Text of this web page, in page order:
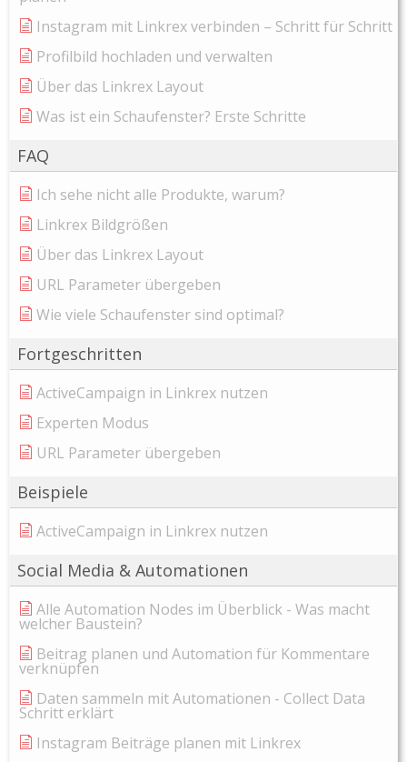
Instagram mit Linkrex verbinden – Schritt für Schritt
Profilbild hochladen und verwalten
Über das Linkrex Layout
Was ist ein Schaufenster? Erste Schritte
FAQ
Ich sehe nicht alle Produkte, warum?
Linkrex Bildgrößen
Über das Linkrex Layout
URL Parameter übergeben
Wie viele Schaufenster sind optimal?
Fortgeschritten
ActiveCampaign in Linkrex nutzen
Experten Modus
URL Parameter übergeben
Beispiele
ActiveCampaign in Linkrex nutzen
Social Media & Automationen
Alle Automation Nodes im Überblick - Was macht
welcher Baustein?
Beitrag planen und Automation für Kommentare
verknüpfen
Daten sammeln mit Automationen - Collect Data
Schritt erklärt
Instagram Beiträge planen mit Linkrex